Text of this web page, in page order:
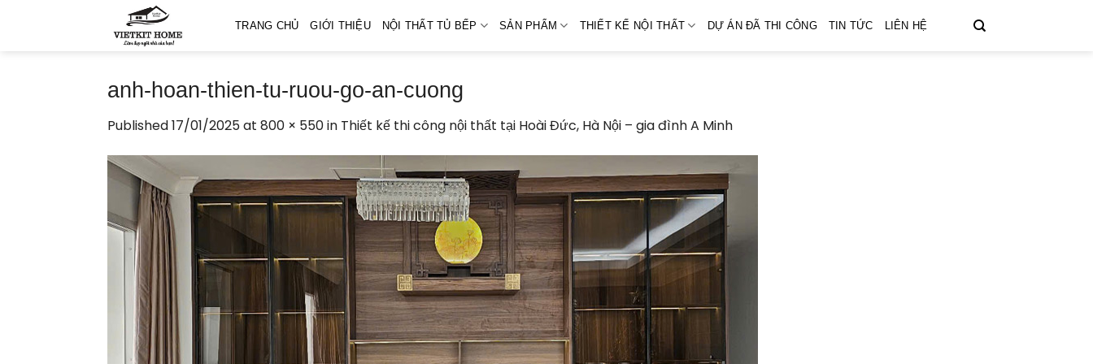
TRANG CHỦ GIỚI THIỆU NỘI THẤT TỦ BẾP SẢN PHẨM THIẾT KẾ NỘI THẤT DỰ ÁN ĐÃ THI CÔNG TIN TỨC LIÊN HỆ
anh-hoan-thien-tu-ruou-go-an-cuong
Published17/01/2025at 800 × 550in Thiết kế thi công nội thất tại Hoài Đức, Hà Nội – gia đình A Minh